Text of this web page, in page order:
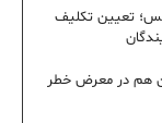
تعیین تکلیف
هم در معرض خطر